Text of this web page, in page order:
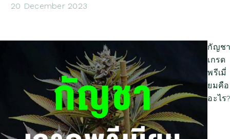
20 December 2023
กัญช
เกรด
พรีเมี่
ยมคือ
อะไร